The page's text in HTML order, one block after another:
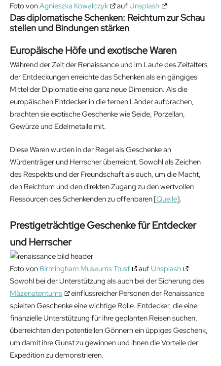
Foto vonAgnieszka Kowalczyk auf Unsplash
Das diplomatische Schenken: Reichtum zur Schau
stellen und Bindungen stärken
Europäische Höfe und exotische Waren
Während der Zeit der Renaissance und im Laufe des Zeitalters
der Entdeckungen erreichte das Schenken als ein gängiges
Mittel der Diplomatie eine ganz neue Dimension. Als die
europäischen Entdecker in die fernen Länder aufbrachen,
brachten sie exotische Geschenke wie Seide, Porzellan,
Gewürze und Edelmetalle mit.
Diese Waren wurden in der Regel als Geschenke an
Würdenträger und Herrscher überreicht. Sowohl als Zeichen
des Respekts und der Freundschaft als auch, um die Macht,
den Reichtum und den direkten Zugang zu den wertvollen
Ressourcen des Schenkenden zu offenbaren [Quelle].
Prestigeträchtige Geschenke für Entdecker
und Herrscher
Foto von Birmingham Museums Trust auf Unsplash
Sowohl bei der Unterstützung als auch bei der Sicherung des
Mäzenatentums
einflussreicher Personen der Renaissance
spielten Geschenke eine wichtige Rolle. Entdecker, die eine
finanzielle Unterstützung für ihre geplanten Reisen suchen,
überreichten den potentiellen Gönnern ein üppiges Geschenk,
um damit ihre Gunst zu gewinnen und ihnen die Vorteile der
Expedition zu demonstrieren.